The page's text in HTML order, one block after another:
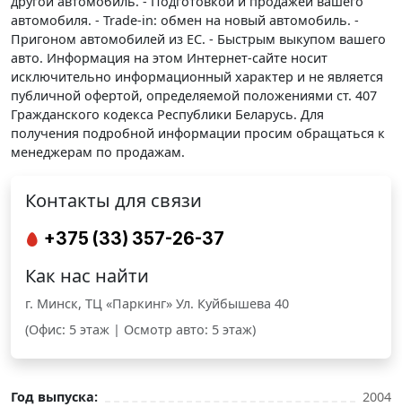
автомобиля. - Trade-in: обмен на новый автомобиль. -
Пригоном автомобилей из ЕС. - Быстрым выкупом вашего
авто. Информация на этом Интернет-сайте носит
исключительно информационный характер и не является
публичной офертой, определяемой положениями cт. 407
Гражданского кодекса Республики Беларусь. Для
получения подробной информации просим обращаться к
менеджерам по продажам.
Контакты для связи
+375 (33) 357-26-37
Как нас найти
г. Минск, ТЦ «Паркинг» Ул. Куйбышева 40
(Офис: 5 этаж | Осмотр авто: 5 этаж)
Год выпуска:
2004